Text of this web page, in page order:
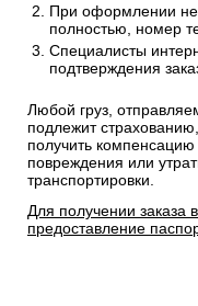
При оформлении
полностью, номер
Специалисты
подтверждения
Любой груз,
подлежит
получить
повреждения или
транспортировки.
Для получении заказа
предоставление